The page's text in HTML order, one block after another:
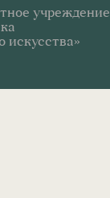
учреждение
искусства»